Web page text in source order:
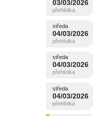
03/03/2026
úterý
03/03/2026
středa
04/03/2026
středa
04/03/2026
středa
04/03/2026
středa
04/03/2026
středa
04/03/2026
středa
04/03/2026